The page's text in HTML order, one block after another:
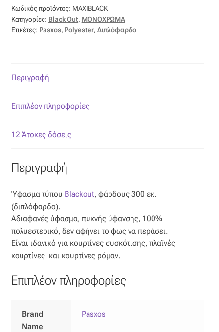
Κωδικός προϊόντος: MAXIBLACK
Κατηγορίες: Black Out, ΜΟΝΟΧΡΩΜΑ
Ετικέτες: Pasxos, Polyester, Διπλόφαρδο
Περιγραφή
Επιπλέον πληροφορίες
12 Άτοκες δόσεις
Περιγραφή
Ύφασμα τύπου Blackout, φάρδους 300 εκ.
(διπλόφαρδο).
Αδιαφανές ύφασμα, πυκνής ύφανσης, 100%
πολυεστερικό, δεν αφήνει το φως να περάσει.
Είναι ιδανικό για κουρτίνες συσκότισης, πλαϊνές
κουρτίνες και κουρτίνες ρόμαν.
Επιπλέον πληροφορίες
Brand
Name
Pasxos